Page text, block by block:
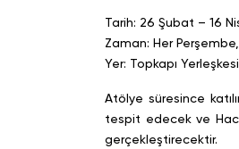
Tarih: 26 Şubat – 16
Zaman: Her
Yer: Topkapı
Atölye süresince
tespit edecek ve
gerçekleştirecektir.